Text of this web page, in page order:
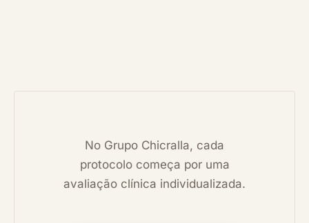
No Grupo Chicralla, cada
protocolo começa por uma
avaliação clínica individualizada.